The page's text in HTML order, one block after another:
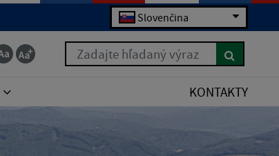
Slovenčina
Zadajte hľadaný výraz
KONTAKTY